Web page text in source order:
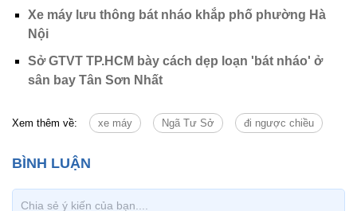
Xe máy lưu thông bát nháo khắp phố phường Hà
Nội
Sở GTVT TP.HCM bày cách dẹp loạn 'bát nháo' ở
sân bay Tân Sơn Nhất
Xem thêm về: xe máy Ngã Tư Sở đi ngược chiều